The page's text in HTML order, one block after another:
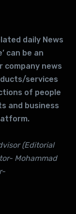
daily News
can be an
news
services
of people
and business
(Editorial
Mohammad